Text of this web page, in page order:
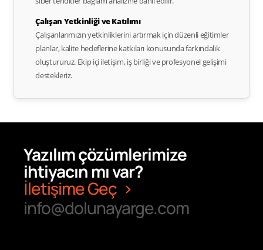
Çalışan Yetkinliği ve Katılımı
Çalışanlarımızın yetkinliklerini artırmak için düzenli eğitimler
planlar, kalite hedeflerine katkıları konusunda farkındalık
oluştururuz. Ekip içi iletişim, iş birliği ve profesyonel gelişimi
destekleriz.
Yazılım çözümlerimize
ihtiyacın mı var?
İletişime Geç
info@dolunayarge.com